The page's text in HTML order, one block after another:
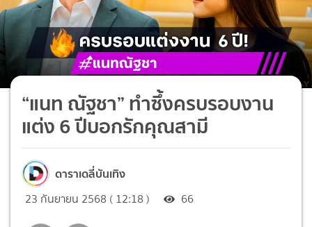
“แนท ณัฐชา” ทำซึ้งครบรอบงาน
แต่ง 6 ปีบอกรักคุณสามี
ดาราเดลี่บันเทิง
23 กันยายน 2568 ( 12:18 ) 66